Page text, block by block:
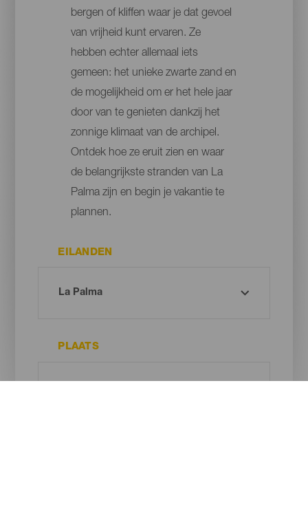
bergen of kliffen waar je dat gevoel
van vrijheid kunt ervaren. Ze
hebben echter allemaal iets
gemeen: het unieke zwarte zand en
de mogelijkheid om er het hele jaar
door van te genieten dankzij het
zonnige klimaat van de archipel.
Ontdek hoe ze eruit zien en waar
de belangrijkste stranden van La
Palma zijn en begin je vakantie te
plannen.
EILANDEN
PLAATS